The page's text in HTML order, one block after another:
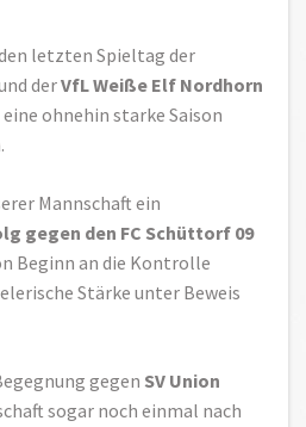
letzten Spieltag der
derVfL Weiße Elf Nordhorn
ohnehin starke Saison
Mannschaft ein
gegen den FC Schüttorf 09
Beginn an die Kontrolle
Stärke unter Beweis
gegen SV Union
sogar noch einmal nach